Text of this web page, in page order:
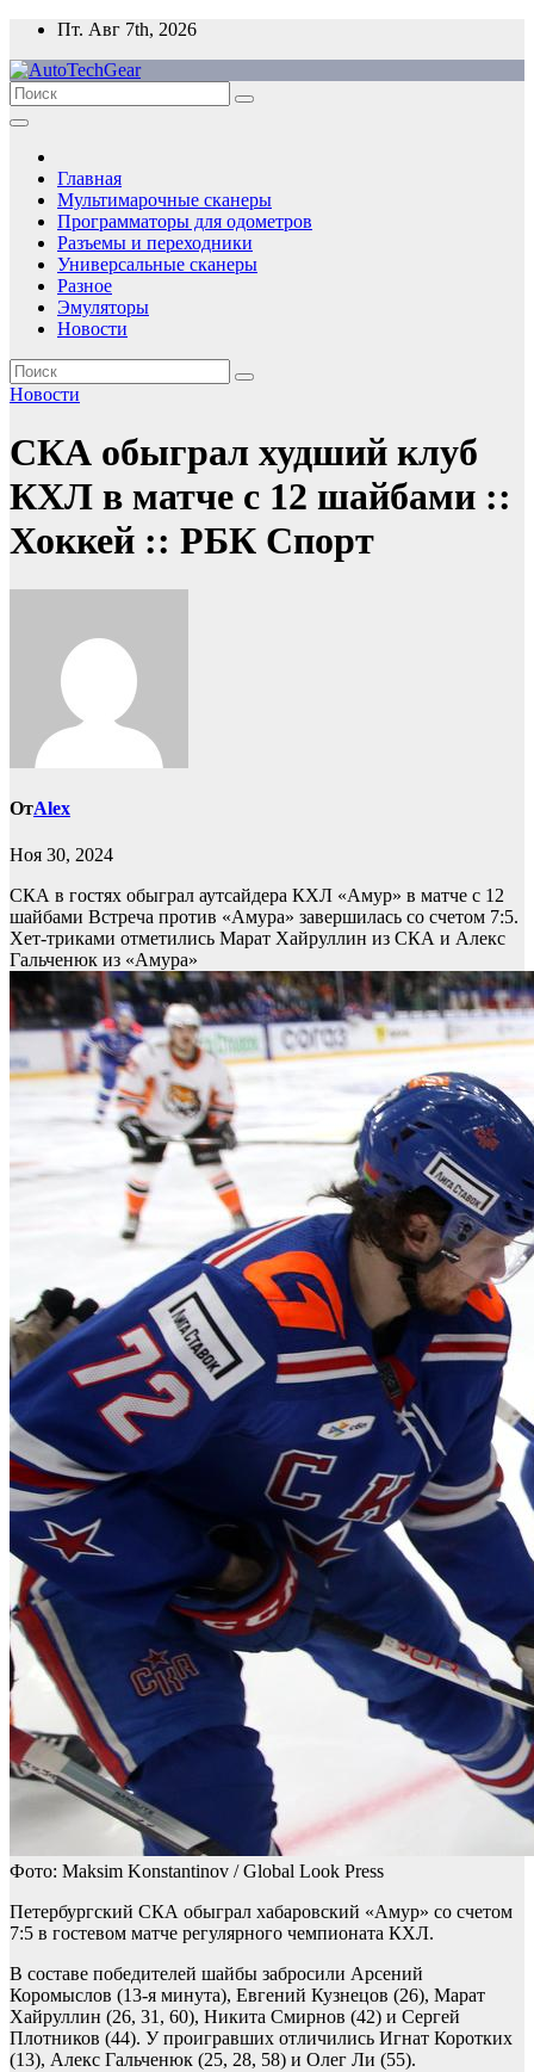
Перейти
содержимому
Пт. Авг 7th, 2026
Главная
Мультимарочные сканеры
Программаторы для одометров
Разъемы и переходники
Универсальные сканеры
Разное
Эмуляторы
Новости
Новости
СКА обыграл худший клуб
КХЛ в матче с 12 шайбами ::
Хоккей :: РБК Спорт
ОтAlex
Ноя 30, 2024
СКА в гостях обыграл аутсайдера КХЛ «Амур» в матче с 12
шайбами Встреча против «Амура» завершилась со счетом 7:5.
Хет-триками отметились Марат Хайруллин из СКА и Алекс
Гальченюк из «Амура»
Фото: Maksim Konstantinov / Global Look Press
Петербургский СКА обыграл хабаровский «Амур» со счетом
7:5 в гостевом матче регулярного чемпионата КХЛ.
В составе победителей шайбы забросили Арсений
Коромыслов (13-я минута), Евгений Кузнецов (26), Марат
Хайруллин (26, 31, 60), Никита Смирнов (42) и Сергей
Плотников (44). У проигравших отличились Игнат Коротких
(13), Алекс Гальченюк (25, 28, 58) и Олег Ли (55).